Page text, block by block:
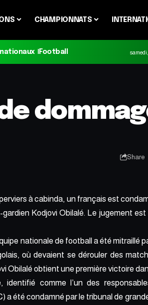
CHAMPIONNATS
Football
Share
à cabinda, un français est
Kodjovi Obilalé. Le jugement
nationale de football a été mitraillé
où devaient se dérouler des
Obilalé obtient une première victoire
identifié comme l’un des
a été condamné par le tribunal de